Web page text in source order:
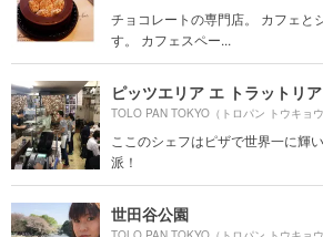
チョコレートの専門店。 カフェと
す。 カフェスペー...
TOLO PAN TOKYO（トロパン トウキョ
ここのシェフはピザで世界一に輝
派！
世田谷公園